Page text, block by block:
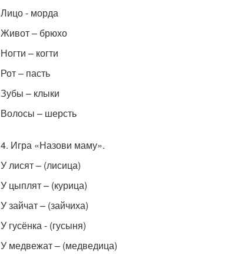
Лицо - морда
Живот – брюхо
Ногти – когти
Рот – пасть
Зубы – клыки
Волосы – шерсть
4. Игра «Назови маму».
У лисят – (лисица)
У цыплят – (курица)
У зайчат – (зайчиха)
У гусёнка - (гусыня)
У медвежат – (медведица)